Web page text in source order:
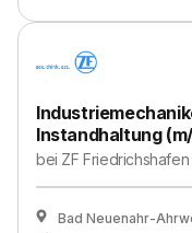
Instandhaltung
bei ZF Friedrichshafen
Bad Neuenahr-